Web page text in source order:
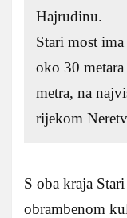
Hajrudinu.
Stari most
oko 30
metra, na
rijekom
S oba kraja
obrambenom